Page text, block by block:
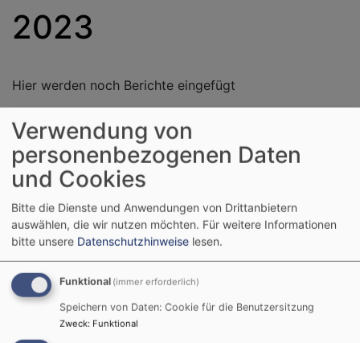
2023
Hier werden noch Berichte eingefügt
Liturgischer Kalender
Nächster Feiertag:
09.08.2026 10. Sonntag nach Trinitatis:
Israelsonntag „Kirche und Israel“
Wochenspruch: Wohl dem Volk, dessen Gott
der HERR ist, dem Volk, das er zum Erbe
Verwendung von
personenbezogenen Daten
und Cookies
Bitte die Dienste und Anwendungen von Drittanbietern
auswählen, die wir nutzen möchten. Für weitere Informationen
bitte unsere Datenschutzhinweise lesen.
Funktional (immer erforderlich)
Speichern von Daten: Cookie für die Benutzersitzung
Zweck: Funktional